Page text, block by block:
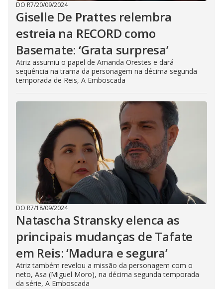
DO R7/20/09/2024
Giselle De Prattes relembra
estreia na RECORD como
Basemate: ‘Grata surpresa’
Atriz assumiu o papel de Amanda Orestes e dará
sequência na trama da personagem na décima segunda
temporada de Reis, A Emboscada
DO R7/18/09/2024
Natascha Stransky elenca as
principais mudanças de Tafate
em Reis: ‘Madura e segura’
Atriz também revelou a missão da personagem com o
neto, Asa (Miguel Moro), na décima segunda temporada
da série, A Emboscada